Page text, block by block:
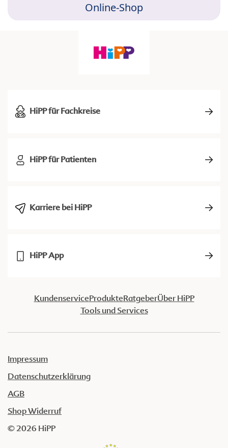
Online-Shop
HiPP für Fachkreise
HiPP für Patienten
Karriere bei HiPP
HiPP App
KundenserviceProdukteRatgeberÜber HiPP
Tools und Services
Impressum
Datenschutzerklärung
AGB
Shop Widerruf
© 2026 HiPP